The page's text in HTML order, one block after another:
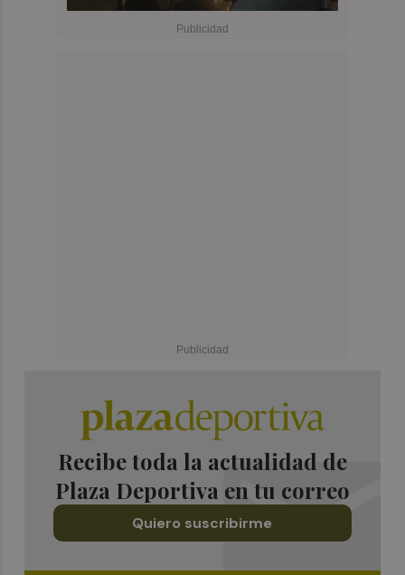
Recibe toda la actualidad de
Plaza Deportiva en tu correo
Quiero suscribirme